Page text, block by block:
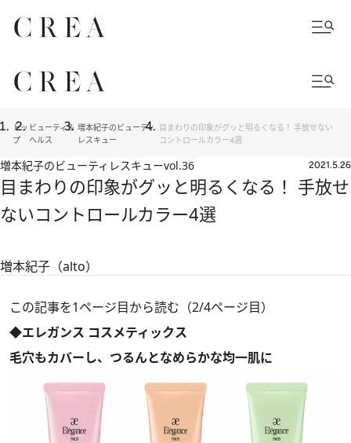
トッ
プ
ビューティ＆
ヘルス
増本紀子のビューティ
レスキュー
目まわりの印象がグッと明るくなる！ 手放せない
コントロールカラー4選
増本紀子のビューティレスキューvol.36 2021.5.26
目まわりの印象がグッと明るくなる！ 手放せ
ないコントロールカラー4選
増本紀子（alto）
この記事を1ページ目から読む（2/4ページ目）
◆エレガンス コスメティックス
毛穴もカバーし、つるんとなめらかな均一肌に